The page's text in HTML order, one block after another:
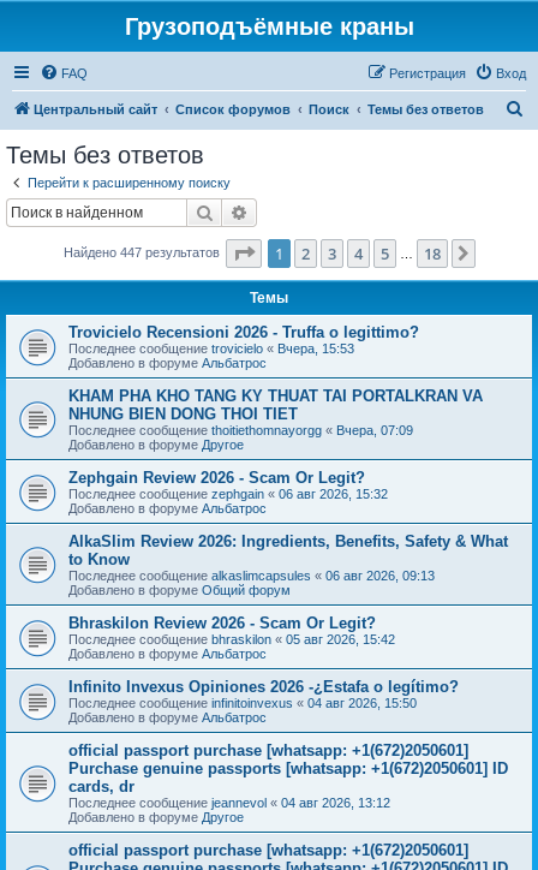
Грузоподъёмные краны
FAQ Вход
Регистрация
Центральный сайт Список форумов Поиск Темы без ответов
Темы без ответов
Перейти к расширенному поиску
Поиск
Найдено 447 результатов Страница из 18
1 2 3 4 5 18
Темы
Trovicielo Recensioni 2026 - Truffa o legittimo?
Последнее сообщение trovicielo « Вчера, 15:53
Добавлено в форуме Альбатрос
KHAM PHA KHO TANG KY THUAT TAI PORTALKRAN VA
NHUNG BIEN DONG THOI TIET
Последнее сообщение thoitiethomnayorgg « Вчера, 07:09
Добавлено в форуме Другое
Zephgain Review 2026 - Scam Or Legit?
Последнее сообщение zephgain « 06 авг 2026, 15:32
Добавлено в форуме Альбатрос
AlkaSlim Review 2026: Ingredients, Benefits, Safety & What
to Know
Последнее сообщение alkaslimcapsules « 06 авг 2026, 09:13
Добавлено в форуме Общий форум
Bhraskilon Review 2026 - Scam Or Legit?
Последнее сообщение bhraskilon « 05 авг 2026, 15:42
Добавлено в форуме Альбатрос
Infinito Invexus Opiniones 2026 -¿Estafa o legítimo?
Последнее сообщение infinitoinvexus « 04 авг 2026, 15:50
Добавлено в форуме Альбатрос
official passport purchase [whatsapp: +1(672)2050601]
Purchase genuine passports [whatsapp: +1(672)2050601] ID
cards, dr
Последнее сообщение jeannevol « 04 авг 2026, 13:12
Добавлено в форуме Другое
official passport purchase [whatsapp: +1(672)2050601]